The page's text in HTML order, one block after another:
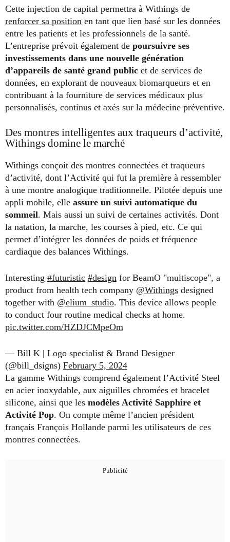
Cette injection de capital permettra à Withings de
renforcer sa position en tant que lien basé sur les données
entre les patients et les professionnels de la santé.
L’entreprise prévoit également de poursuivre ses
investissements dans une nouvelle génération
d’appareils de santé grand public et de services de
données, en explorant de nouveaux biomarqueurs et en
contribuant à la fourniture de services médicaux plus
personnalisés, continus et axés sur la médecine préventive.
Des montres intelligentes aux traqueurs d’activité,
Withings domine le marché
Withings conçoit des montres connectées et traqueurs
d’activité, dont l’Activité qui fut la première à ressembler
à une montre analogique traditionnelle. Pilotée depuis une
appli mobile, elle assure un suivi automatique du
sommeil. Mais aussi un suivi de certaines activités. Dont
la natation, la marche, les courses à pied, etc. Ce qui
permet d’intégrer les données de poids et fréquence
cardiaque des balances Withings.
Interesting #futuristic #design for BeamO "multiscope", a
product from health tech company @Withings designed
together with @elium_studio. This device allows people
to conduct four routine medical checks at home.
pic.twitter.com/HZDJCMpeOm
— Bill K | Logo specialist & Brand Designer
(@bill_dsigns) February 5, 2024
La gamme Withings comprend également l’Activité Steel
en acier inoxydable, aux aiguilles chromées et bracelet
silicone, ainsi que les modèles Activité Sapphire et
Activité Pop. On compte même l’ancien président
français François Hollande parmi les utilisateurs de ces
montres connectées.